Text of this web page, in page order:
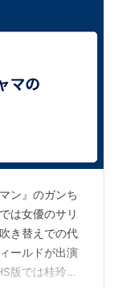
ン』のガンち
は女優のサリ
き替えでの代
ールドが出演
版では桂玲子